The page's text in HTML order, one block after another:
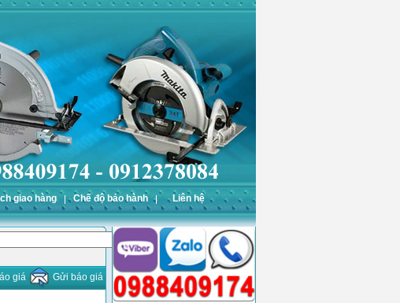
giao hàng Chế độ bảo hành Liên hệ
giá Gửi báo giá